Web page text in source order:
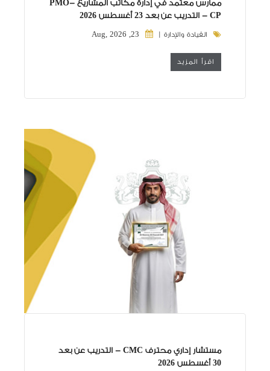
ممارس معتمد في إدارة مكاتب المشاريع PMO-
CP - التدريب عن بعد 23 أغسطس 2026
القيادة والإدارة | 23, Aug, 2026
اقرأ المزيد
مستشار إداري محترف CMC - التدريب عن بعد
30 أغسطس 2026